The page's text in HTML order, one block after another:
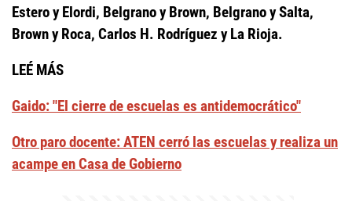
Estero y Elordi, Belgrano y Brown, Belgrano y Salta,
Brown y Roca, Carlos H. Rodríguez y La Rioja.
LEÉ MÁS
Gaido: "El cierre de escuelas es antidemocrático"
Otro paro docente: ATEN cerró las escuelas y realiza un
acampe en Casa de Gobierno